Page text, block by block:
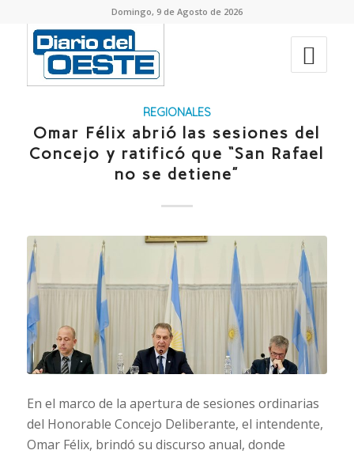
Domingo, 9 de Agosto de 2026
REGIONALES
Omar Félix abrió las sesiones del
Concejo y ratificó que “San Rafael
no se detiene”
En el marco de la apertura de sesiones ordinarias
del Honorable Concejo Deliberante, el intendente,
Omar Félix, brindó su discurso anual, donde